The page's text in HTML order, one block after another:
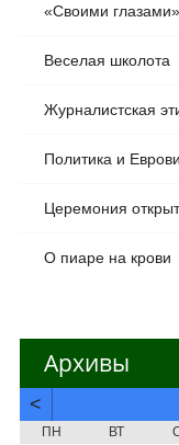
«Своими
Веселая школота
Журналистская
Политика и
Церемония
О пиаре на крови
Архивы
<
ПН ВТ